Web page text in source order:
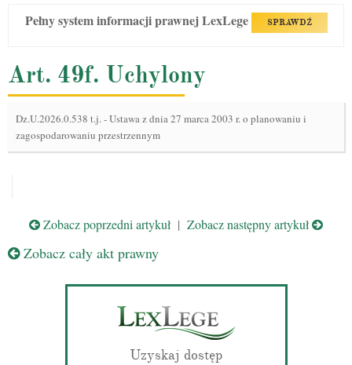
Pełny system informacji prawnej LexLege SPRAWDŹ
Art. 49f. Uchylony
Dz.U.2026.0.538 t.j.-Ustawa z dnia 27 marca 2003 r. o planowaniu i
zagospodarowaniu przestrzennym
Zobacz poprzedni artykuł | Zobacz następny artykuł
Zobacz cały akt prawny
Uzyskaj dostęp